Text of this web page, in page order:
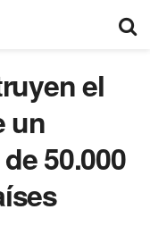
el
un
50.000